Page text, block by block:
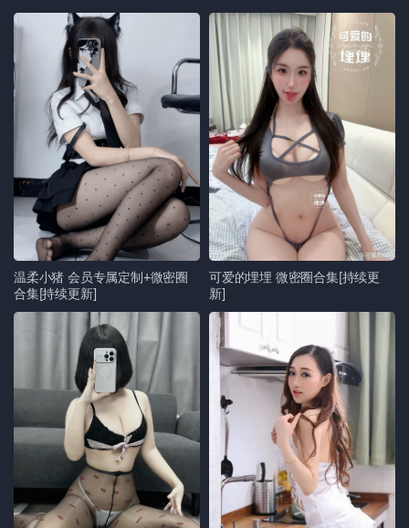
温柔小猪 会员专属定制+微密圈
合集[持续更新]
可爱的埋埋 微密圈合集[持续更
新]